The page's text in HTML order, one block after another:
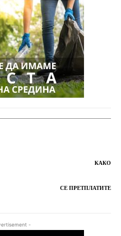
КАКО
СЕ ПРЕТПЛАТИТЕ
-